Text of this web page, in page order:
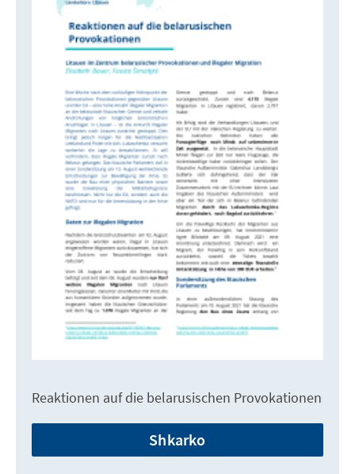
Reaktionen auf die belarusischen Provokationen
Shkarko